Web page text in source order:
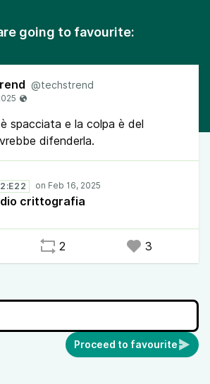
going to favourite:
@techstrend
spacciata e la colpa è del
difenderla.
crittografia
2 3
Proceed to favourite